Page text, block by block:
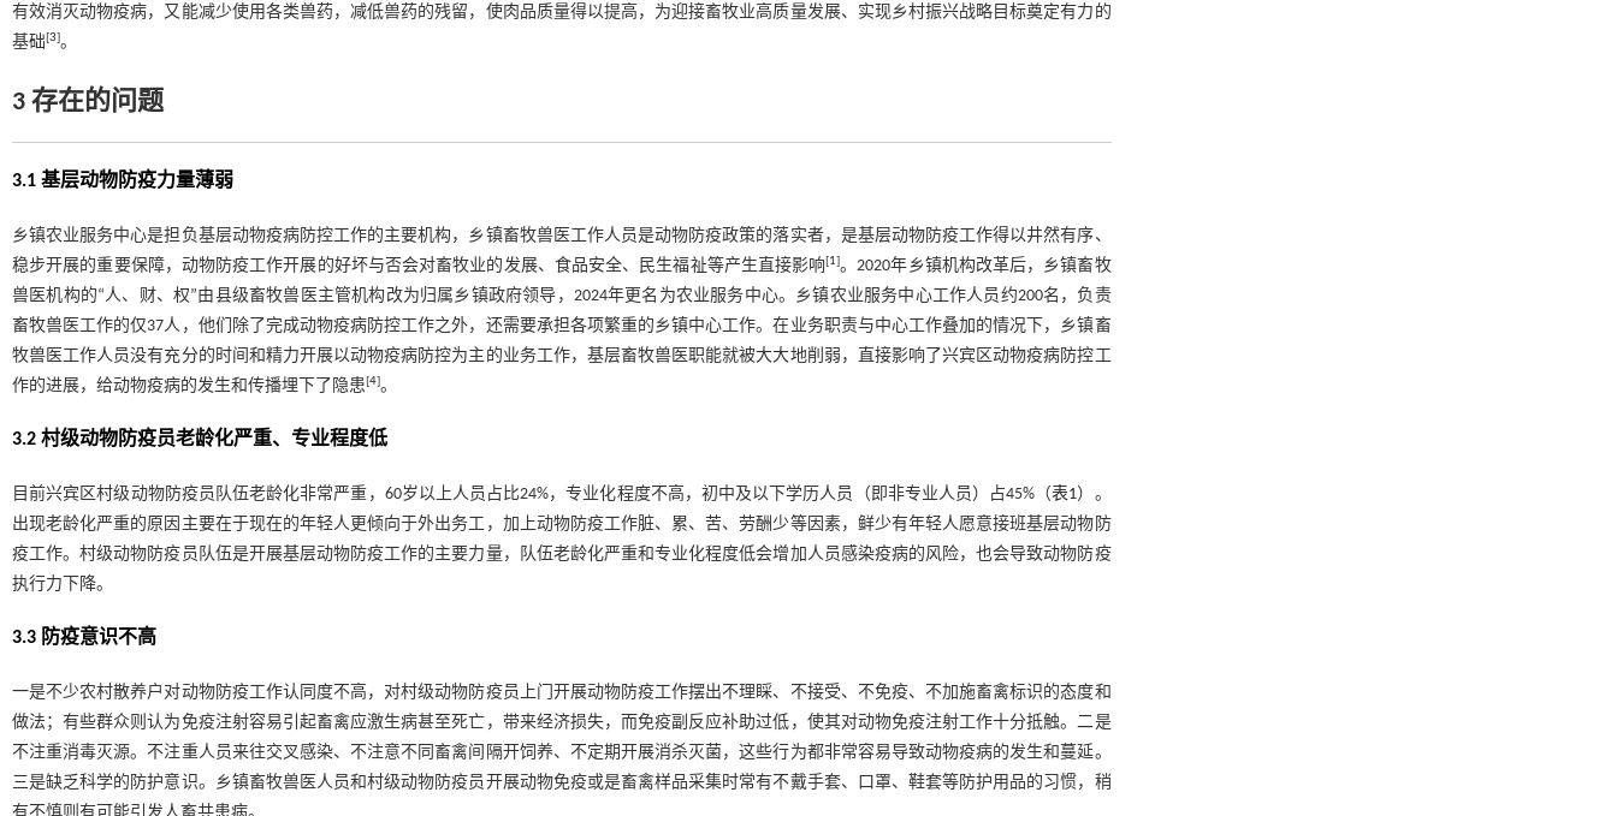
有效消灭动物疫病，又能减少使用各类兽药，减低兽药的残留，使肉品质量得以提高，为迎接畜牧业高质量发展、实现乡村振兴战略目标奠定有力的
基础[3]。
3 存在的问题
3.1 基层动物防疫力量薄弱
乡镇农业服务中心是担负基层动物疫病防控工作的主要机构，乡镇畜牧兽医工作人员是动物防疫政策的落实者，是基层动物防疫工作得以井然有序、
稳步开展的重要保障，动物防疫工作开展的好坏与否会对畜牧业的发展、食品安全、民生福祉等产生直接影响[1]。2020年乡镇机构改革后，乡镇畜牧
兽医机构的“人、财、权”由县级畜牧兽医主管机构改为归属乡镇政府领导，2024年更名为农业服务中心。乡镇农业服务中心工作人员约200名，负责
畜牧兽医工作的仅37人，他们除了完成动物疫病防控工作之外，还需要承担各项繁重的乡镇中心工作。在业务职责与中心工作叠加的情况下，乡镇畜
牧兽医工作人员没有充分的时间和精力开展以动物疫病防控为主的业务工作，基层畜牧兽医职能就被大大地削弱，直接影响了兴宾区动物疫病防控工
作的进展，给动物疫病的发生和传播埋下了隐患[4]。
3.2 村级动物防疫员老龄化严重、专业程度低
目前兴宾区村级动物防疫员队伍老龄化非常严重，60岁以上人员占比24%，专业化程度不高，初中及以下学历人员（即非专业人员）占45%（表1）。
出现老龄化严重的原因主要在于现在的年轻人更倾向于外出务工，加上动物防疫工作脏、累、苦、劳酬少等因素，鲜少有年轻人愿意接班基层动物防
疫工作。村级动物防疫员队伍是开展基层动物防疫工作的主要力量，队伍老龄化严重和专业化程度低会增加人员感染疫病的风险，也会导致动物防疫
执行力下降。
3.3 防疫意识不高
一是不少农村散养户对动物防疫工作认同度不高，对村级动物防疫员上门开展动物防疫工作摆出不理睬、不接受、不免疫、不加施畜禽标识的态度和
做法；有些群众则认为免疫注射容易引起畜禽应激生病甚至死亡，带来经济损失，而免疫副反应补助过低，使其对动物免疫注射工作十分抵触。二是
不注重消毒灭源。不注重人员来往交叉感染、不注意不同畜禽间隔开饲养、不定期开展消杀灭菌，这些行为都非常容易导致动物疫病的发生和蔓延。
三是缺乏科学的防护意识。乡镇畜牧兽医人员和村级动物防疫员开展动物免疫或是畜禽样品采集时常有不戴手套、口罩、鞋套等防护用品的习惯，稍